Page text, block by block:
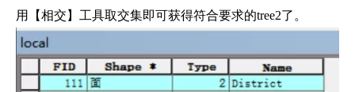
用【相交】工具取交集即可获得符合要求的tree2了。